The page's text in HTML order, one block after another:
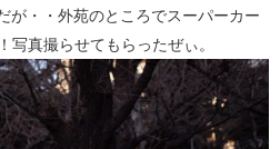
が・・外苑のところでスーパーカー
写真撮らせてもらったぜぃ。